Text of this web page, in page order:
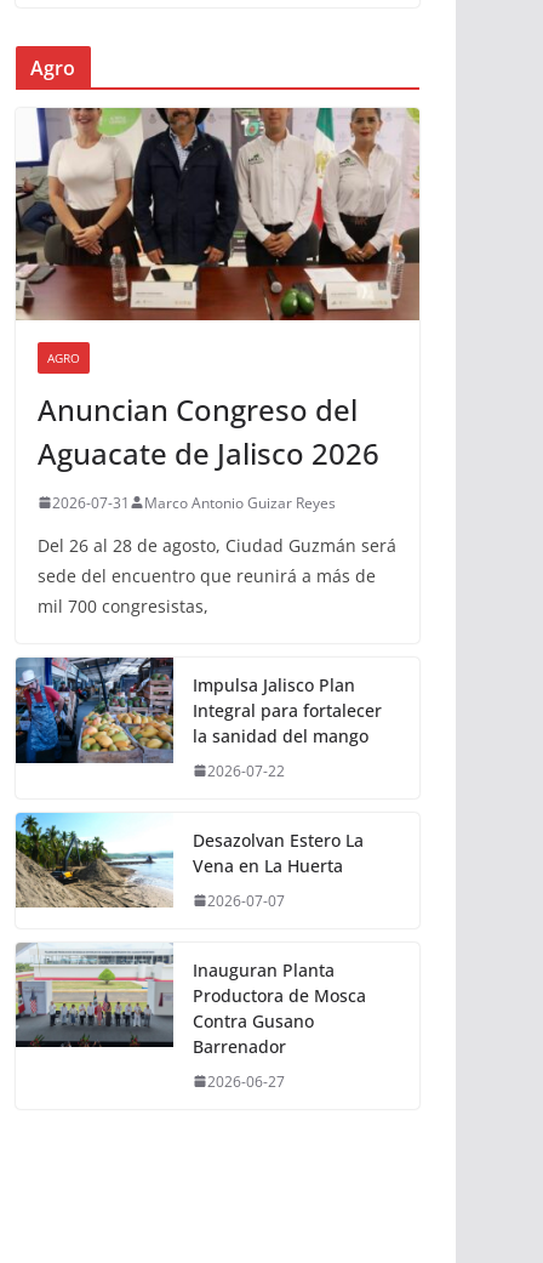
Agro
AGRO
Anuncian Congreso del
Aguacate de Jalisco 2026
2026-07-31 Marco Antonio Guizar Reyes
Del 26 al 28 de agosto, Ciudad Guzmán será
sede del encuentro que reunirá a más de
mil 700 congresistas,
Impulsa Jalisco Plan
Integral para fortalecer
la sanidad del mango
2026-07-22
Desazolvan Estero La
Vena en La Huerta
2026-07-07
Inauguran Planta
Productora de Mosca
Contra Gusano
Barrenador
2026-06-27